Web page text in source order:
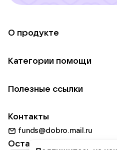
О продукте
Использование материалов
Для НКО
Партнерам
Категории помощи
Пожилым
Животным
Природе
Полезные ссылки
Добрый день
Контакты
funds@dobro.mail.ru
Оставайтесь с нами